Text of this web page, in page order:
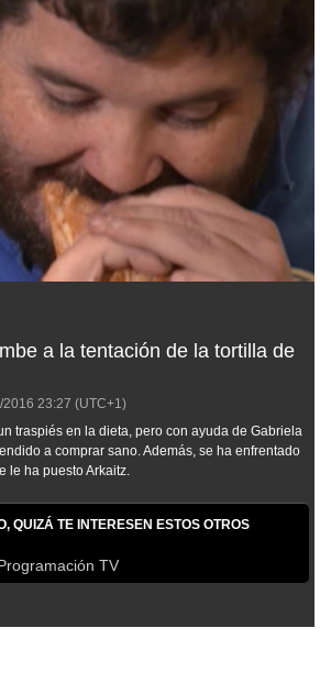
a la tentación de la tortilla de
2016 23:27 (UTC+1)
traspiés en la dieta, pero con ayuda de Gabriela
a comprar sano. Además, se ha enfrentado
le ha puesto Arkaitz.
QUIZÁ TE INTERESEN ESTOS OTROS
TV